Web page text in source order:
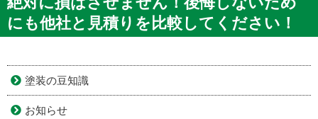
にも他社と見積りを比較してください！
塗装の豆知識
お知らせ